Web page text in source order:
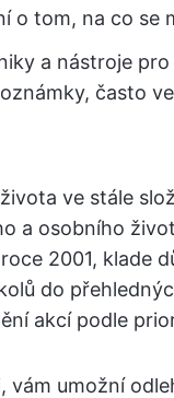
o tom, na co se
a nástroje
často
ve stále
a osobního
2001, klade
do
akcí podle
vám umožní